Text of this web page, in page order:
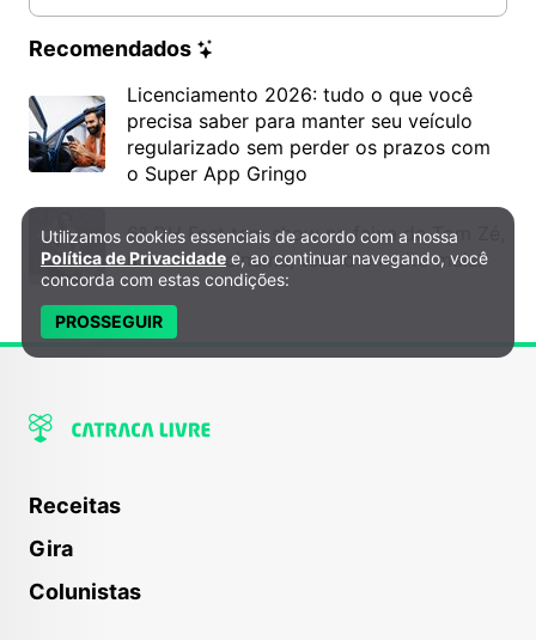
Av. 29, 1131 – Centro
Av. Francisco Jalles, 3097 – Centro
Olímpia
Av. Depto Waldemar Lopes Ferraz, 900B – Centro
São José dos Campos
Av. Alfredo Ignácio Nogueira Penido, 255, Sala 1303
– Jardim Aquarius, São José dos Campos-SP,
12246-000
Campolim, Sorocaba-SP, 18047-620
Rua Saldanha Marinho, 804 – 3º andar Sala 13,
Centro Itapetininga CEP 18200-001
Itu
Recomendados
Licenciamento 2026: tudo o que você
precisa saber para manter seu veículo
regularizado sem perder os prazos com
o Super App Gringo
6º DH Fest tem show na faixa de Tom Zé,
mostra de cinema, teatro e muito mais!
Receitas
Gira
Colunistas
Política de Privacidade e Cookies
Utilizamos cookies essenciais de acordo com a nossa
Política de Privacidade e, ao continuar navegando, você
concorda com estas condições:
PROSSEGUIR